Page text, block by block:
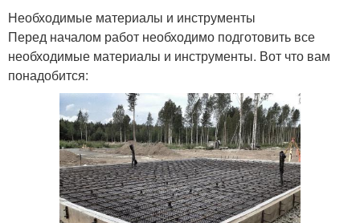
Необходимые материалы и инструменты
Перед началом работ необходимо подготовить все
необходимые материалы и инструменты. Вот что вам
понадобится: